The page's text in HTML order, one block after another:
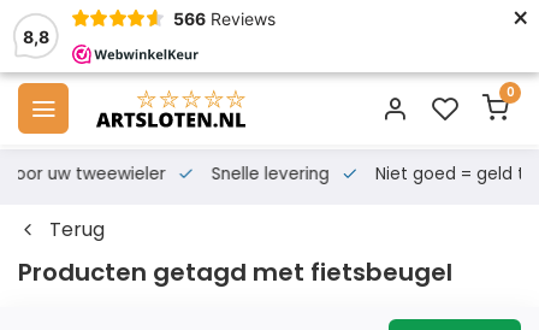
8,8
566 Reviews ×
0
voor uw tweewieler Snelle levering Niet goed = geld
Terug
Producten getagd met fietsbeugel